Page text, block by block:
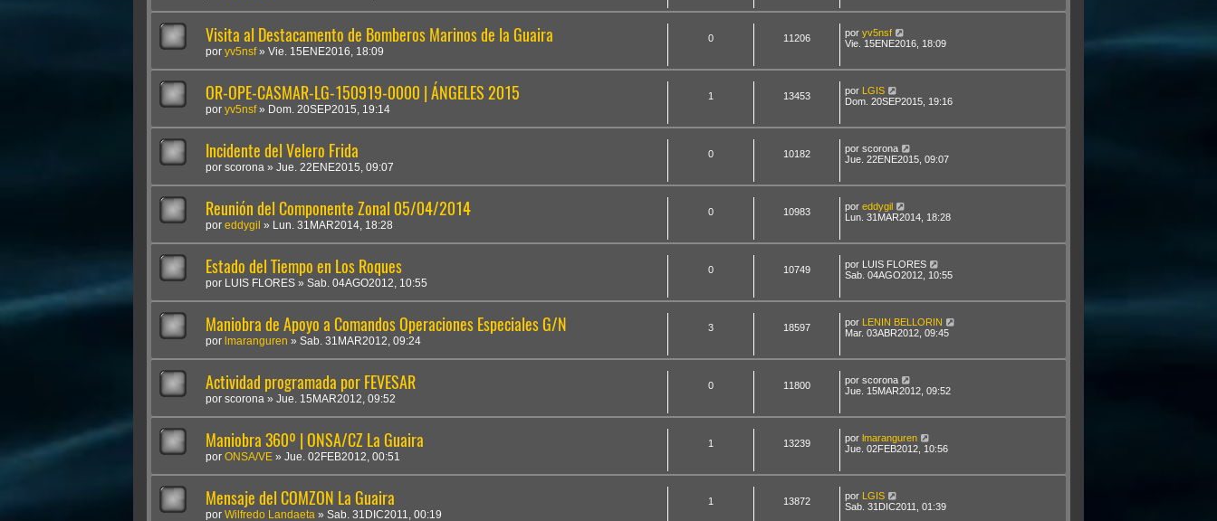
Visita al Destacamento de Bomberos Marinos de la Guaira
por yv5nsf» Vie. 15ENE2016, 18:09
0 11206 por yv5nsf
Vie. 15ENE2016, 18:09
OR-OPE-CASMAR-LG-150919-0000 | ÁNGELES 2015
por yv5nsf» Dom. 20SEP2015, 19:14
1 13453 por LGIS
Dom. 20SEP2015, 19:16
Incidente del Velero Frida
por scorona » Jue. 22ENE2015, 09:07
0 10182 por scorona
Jue. 22ENE2015, 09:07
Reunión del Componente Zonal 05/04/2014
por eddygil » Lun. 31MAR2014, 18:28
0 10983 por eddygil
Lun. 31MAR2014, 18:28
Estado del Tiempo en Los Roques
por LUIS FLORES » Sab. 04AGO2012, 10:55
0 10749 por LUIS FLORES
Sab. 04AGO2012, 10:55
Maniobra de Apoyo a Comandos Operaciones Especiales G/N
por lmaranguren » Sab. 31MAR2012, 09:24
3 18597 por LENIN BELLORIN
Mar. 03ABR2012, 09:45
Actividad programada por FEVESAR
por scorona » Jue. 15MAR2012, 09:52
0 11800 por scorona
Jue. 15MAR2012, 09:52
Maniobra 360º | ONSA/CZ La Guaira
por ONSA/VE » Jue. 02FEB2012, 00:51
1 13239 por lmaranguren
Jue. 02FEB2012, 10:56
Mensaje del COMZON La Guaira
por Wilfredo Landaeta » Sab. 31DIC2011, 00:19
1 13872 por LGIS
Sab. 31DIC2011, 01:39